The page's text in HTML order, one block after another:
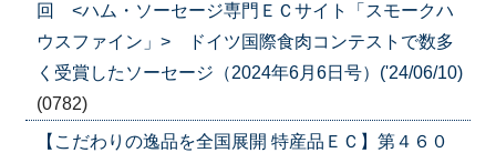
回 <ハム・ソーセージ専門ＥＣサイト「スモークハ
ウスファイン」> ドイツ国際食肉コンテストで数多
く受賞したソーセージ（2024年6月6日号）('24/06/10)
(0782)
【こだわりの逸品を全国展開 特産品ＥＣ】第４６０